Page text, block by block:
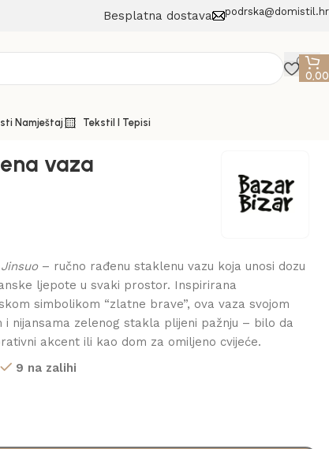
Besplatna dostava podrska@domistil.hr
Namještaj Tekstil I Tepisi
vaza
Jinsuo– ručno rađenu staklenu vazu koja unosi dozu
ljepote u svaki prostor. Inspirirana
simbolikom “zlatne brave”, ova vaza svojom
nijansama zelenog stakla plijeni pažnju – bilo da
akcent ili kao dom za omiljeno cvijeće.
9 na zalihi